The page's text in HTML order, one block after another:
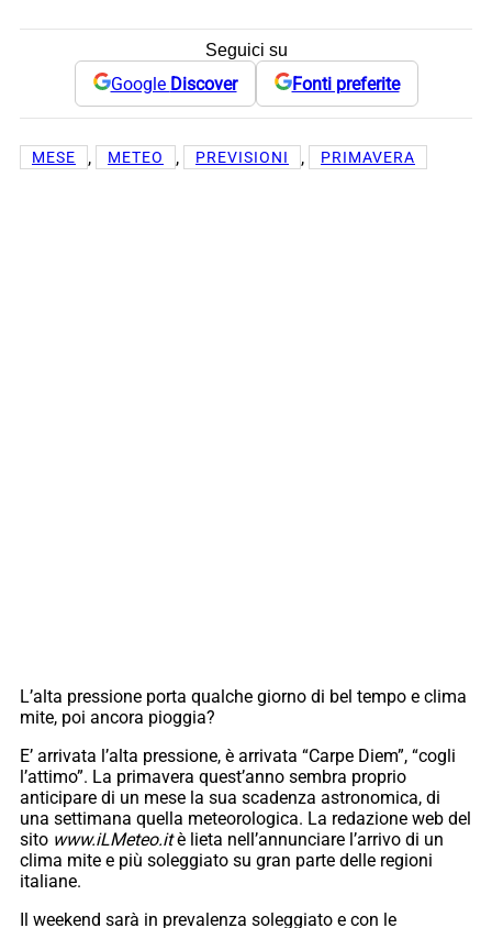
Seguici su
Google Discover Fonti preferite
MESE , METEO , PREVISIONI , PRIMAVERA
L’alta pressione porta qualche giorno di bel tempo e clima
mite, poi ancora pioggia?
E’ arrivata l’alta pressione, è arrivata “Carpe Diem”, “cogli
l’attimo”. La primavera quest’anno sembra proprio
anticipare di un mese la sua scadenza astronomica, di
una settimana quella meteorologica. La redazione web del
sito www.iLMeteo.itè lieta nell’annunciare l’arrivo di un
clima mite e più soleggiato su gran parte delle regioni
italiane.
Il weekend sarà in prevalenza soleggiato e con le